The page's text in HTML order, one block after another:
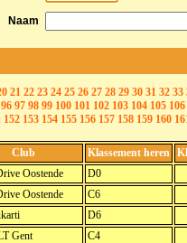
Naam
21 22 23 24 25 26 27 28 29 30 31 32 33
96 97 98 99 100 101 102 103 104 105 106
152 153 154 155 156 157 158 159 160
Club Klassement heren
Oostende
D0
Oostende
C6
D6
Gent
C4